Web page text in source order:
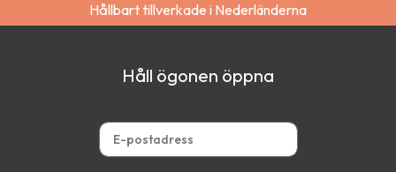
Hållbart tillverkade i Nederländerna
Håll ögonen öppna